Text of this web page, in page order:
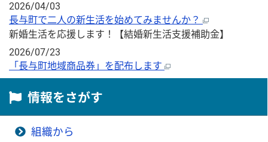
2026/04/03
長与町で二人の新生活を始めてみませんか？
新婚生活を応援します！【結婚新生活支援補助金】
2026/07/23
「長与町地域商品券」を配布します
情報をさがす
組織から